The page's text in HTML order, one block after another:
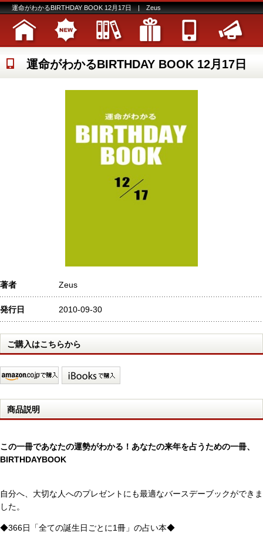
運命がわかるBIRTHDAY BOOK 12月17日 | Zeus
運命がわかるBIRTHDAY BOOK 12月17日
著者 Zeus
発行日 2010-09-30
ご購入はこちらから
商品説明
この一冊であなたの運勢がわかる！あなたの来年を占うための一冊、
BIRTHDAYBOOK
自分へ、大切な人へのプレゼントにも最適なバースデーブックができま
した。
◆366日「全ての誕生日ごとに1冊」の占い本◆